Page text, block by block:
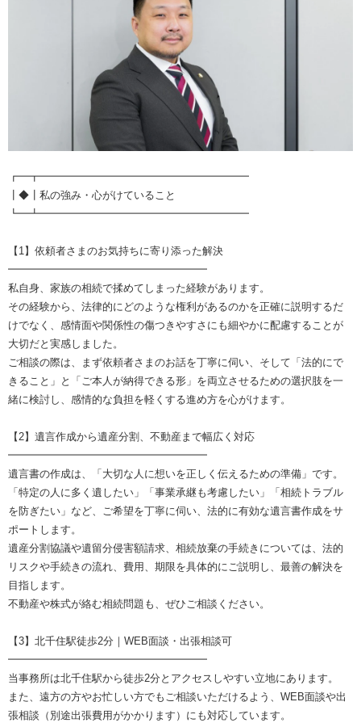
┏━┳━━━━━━━━━━━━━━━━━━━━
┃◆┃私の強み・心がけていること
┗━┻━━━━━━━━━━━━━━━━━━━━
【1】依頼者さまのお気持ちに寄り添った解決
━━━━━━━━━━━━━━━━━━━
私自身、家族の相続で揉めてしまった経験があります。
その経験から、法律的にどのような権利があるのかを正確に説明するだ
けでなく、感情面や関係性の傷つきやすさにも細やかに配慮することが
大切だと実感しました。
ご相談の際は、まず依頼者さまのお話を丁寧に伺い、そして「法的にで
きること」と「ご本人が納得できる形」を両立させるための選択肢を一
緒に検討し、感情的な負担を軽くする進め方を心がけます。
【2】遺言作成から遺産分割、不動産まで幅広く対応
━━━━━━━━━━━━━━━━━━━
遺言書の作成は、「大切な人に想いを正しく伝えるための準備」です。
「特定の人に多く遺したい」「事業承継も考慮したい」「相続トラブル
を防ぎたい」など、ご希望を丁寧に伺い、法的に有効な遺言書作成をサ
ポートします。
遺産分割協議や遺留分侵害額請求、相続放棄の手続きについては、法的
リスクや手続きの流れ、費用、期限を具体的にご説明し、最善の解決を
目指します。
不動産や株式が絡む相続問題も、ぜひご相談ください。
【3】北千住駅徒歩2分｜WEB面談・出張相談可
━━━━━━━━━━━━━━━━━━━
当事務所は北千住駅から徒歩2分とアクセスしやすい立地にあります。
また、遠方の方やお忙しい方でもご相談いただけるよう、WEB面談や出
張相談（別途出張費用がかかります）にも対応しています。